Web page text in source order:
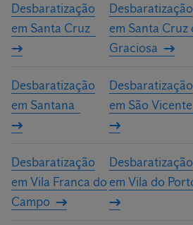
Desbaratização
em Santa Cruz
Desbaratização
em Santa Cruz
Graciosa
Desbaratização
em Santana
Desbaratização
em São Vicente
Desbaratização
em Vila Franca do
Campo
Desbaratização
em Vila do